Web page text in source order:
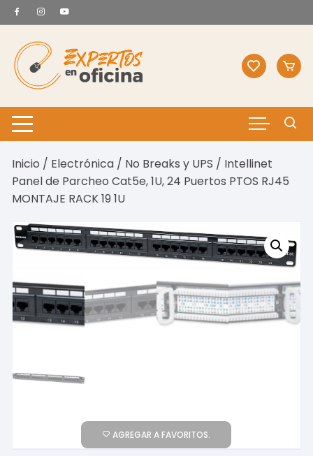
Saltar
al
contenido
Inicio / Electrónica / No Breaks y UPS / Intellinet
Panel de Parcheo Cat5e, 1U, 24 Puertos PTOS RJ45
MONTAJE RACK 19 1U
AGREGAR A FAVORITOS.